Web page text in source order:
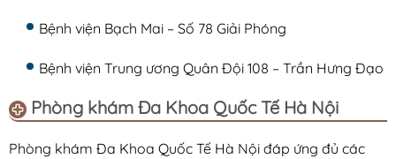
Bệnh viện Bạch Mai – Số 78 Giải Phóng
Bệnh viện Trung ương Quân Đội 108 – Trần Hưng Đạo
Phòng khám Đa Khoa Quốc Tế Hà Nội
Phòng khám Đa Khoa Quốc Tế Hà Nội đáp ứng đủ các